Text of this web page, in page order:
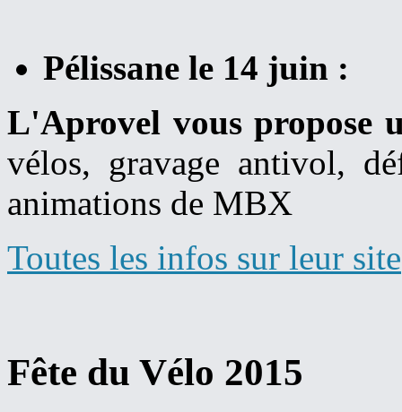
Pélissane le 14 juin :
L'Aprovel vous propose
vélos, gravage antivol,
animations de MBX
Toutes les infos sur leur site
Fête du Vélo 2015